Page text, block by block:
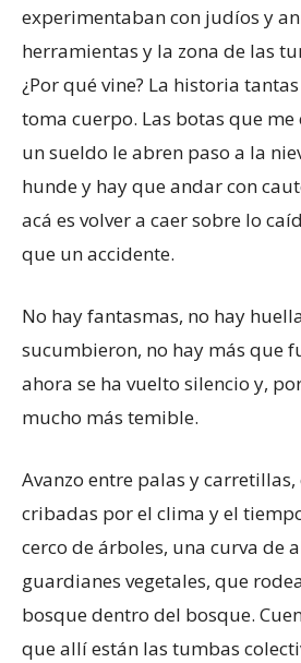
experimentaban con judíos y
herramientas y la zona de las
¿Por qué vine? La historia
toma cuerpo. Las botas que
un sueldo le abren paso a la
hunde y hay que andar con
acá es volver a caer sobre lo
que un accidente.
No hay fantasmas, no hay
sucumbieron, no hay más que
ahora se ha vuelto silencio y,
mucho más temible.
Avanzo entre palas y
cribadas por el clima y el
cerco de árboles, una curva de
guardianes vegetales, que
bosque dentro del bosque.
que allí están las tumbas